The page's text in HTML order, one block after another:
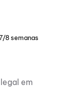
8 semanas
em